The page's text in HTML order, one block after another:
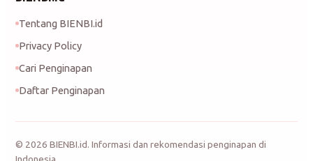
Tentang BIENBI.id
Privacy Policy
Cari Penginapan
Daftar Penginapan
© 2026 BIENBI.id. Informasi dan rekomendasi penginapan di